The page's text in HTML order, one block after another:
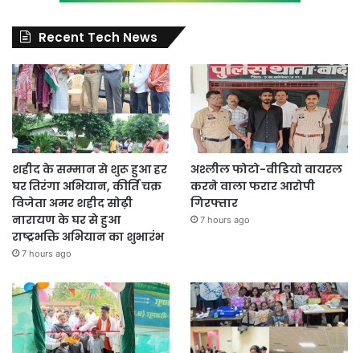
Recent Tech News
शहीद के सम्मान से शुरू हुआ हर
घर तिरंगा अभियान, कीर्ति चक्र
विजेता अमर शहीद सोढ़ी
नारायण के घर से हुआ
राष्ट्रभक्ति अभियान का शुभारंभ
7 hours ago
अश्लील फोटो-वीडियो वायरल
करने वाला फरार आरोपी
गिरफ्तार
7 hours ago